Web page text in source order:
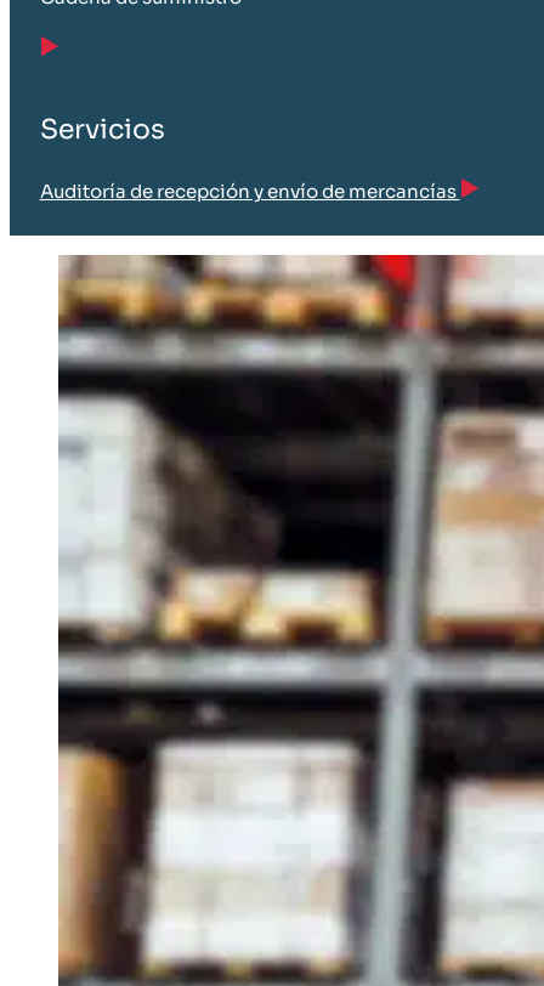
Servicios
Auditoría de recepción y envío de mercancías